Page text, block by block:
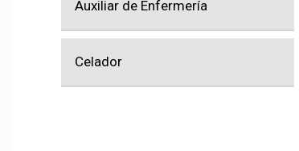
Auxiliar de Enfermería
Celador